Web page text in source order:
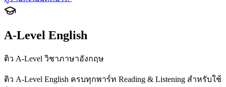
A-Level English
ติว A-Level วิชาภาษาอังกฤษ
ติว A-Level English ครบทุกพาร์ท Reading & Listening สำหรับใช้